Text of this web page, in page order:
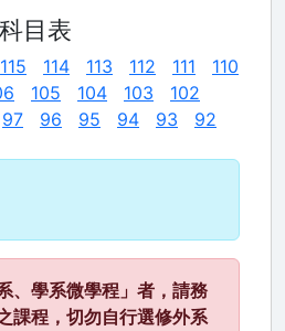
目表
115 114 113 112 111
110
105 104 103
102
97 96 95 94 93
92
、學系微學程」者，請務
課程，切勿自行選修外系